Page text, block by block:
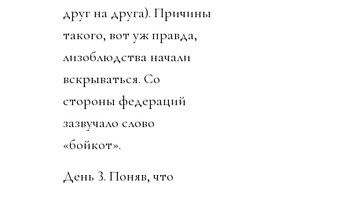
друг на друга). Причины
такого, вот уж правда,
лизоблюдства начали
вскрываться. Со
стороны федераций
зазвучало слово
«бойкот».
День 3. Поняв, что